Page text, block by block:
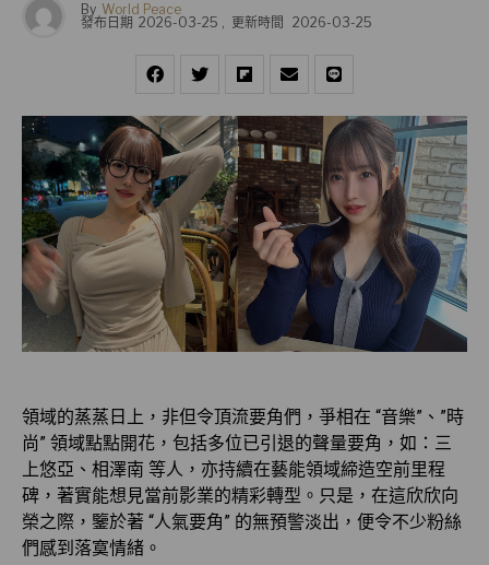
By World Peace
發布日期 2026-03-25 , 更新時間 2026-03-25
領域的蒸蒸日上，非但令頂流要角們，爭相在 “音樂”、”時
尚” 領域點點開花，包括多位已引退的聲量要角，如：三
上悠亞、相澤南 等人，亦持續在藝能領域締造空前里程
碑，著實能想見當前影業的精彩轉型。只是，在這欣欣向
榮之際，鑒於著 “人氣要角” 的無預警淡出，便令不少粉絲
們感到落寞情緒。